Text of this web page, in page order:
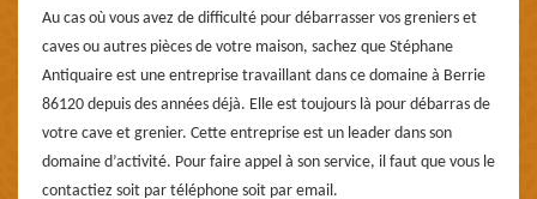
Au cas où vous avez de difficulté pour débarrasser vos greniers et
caves ou autres pièces de votre maison, sachez que Stéphane
Antiquaire est une entreprise travaillant dans ce domaine à Berrie
86120 depuis des années déjà. Elle est toujours là pour débarras de
votre cave et grenier. Cette entreprise est un leader dans son
domaine d’activité. Pour faire appel à son service, il faut que vous le
contactiez soit par téléphone soit par email.